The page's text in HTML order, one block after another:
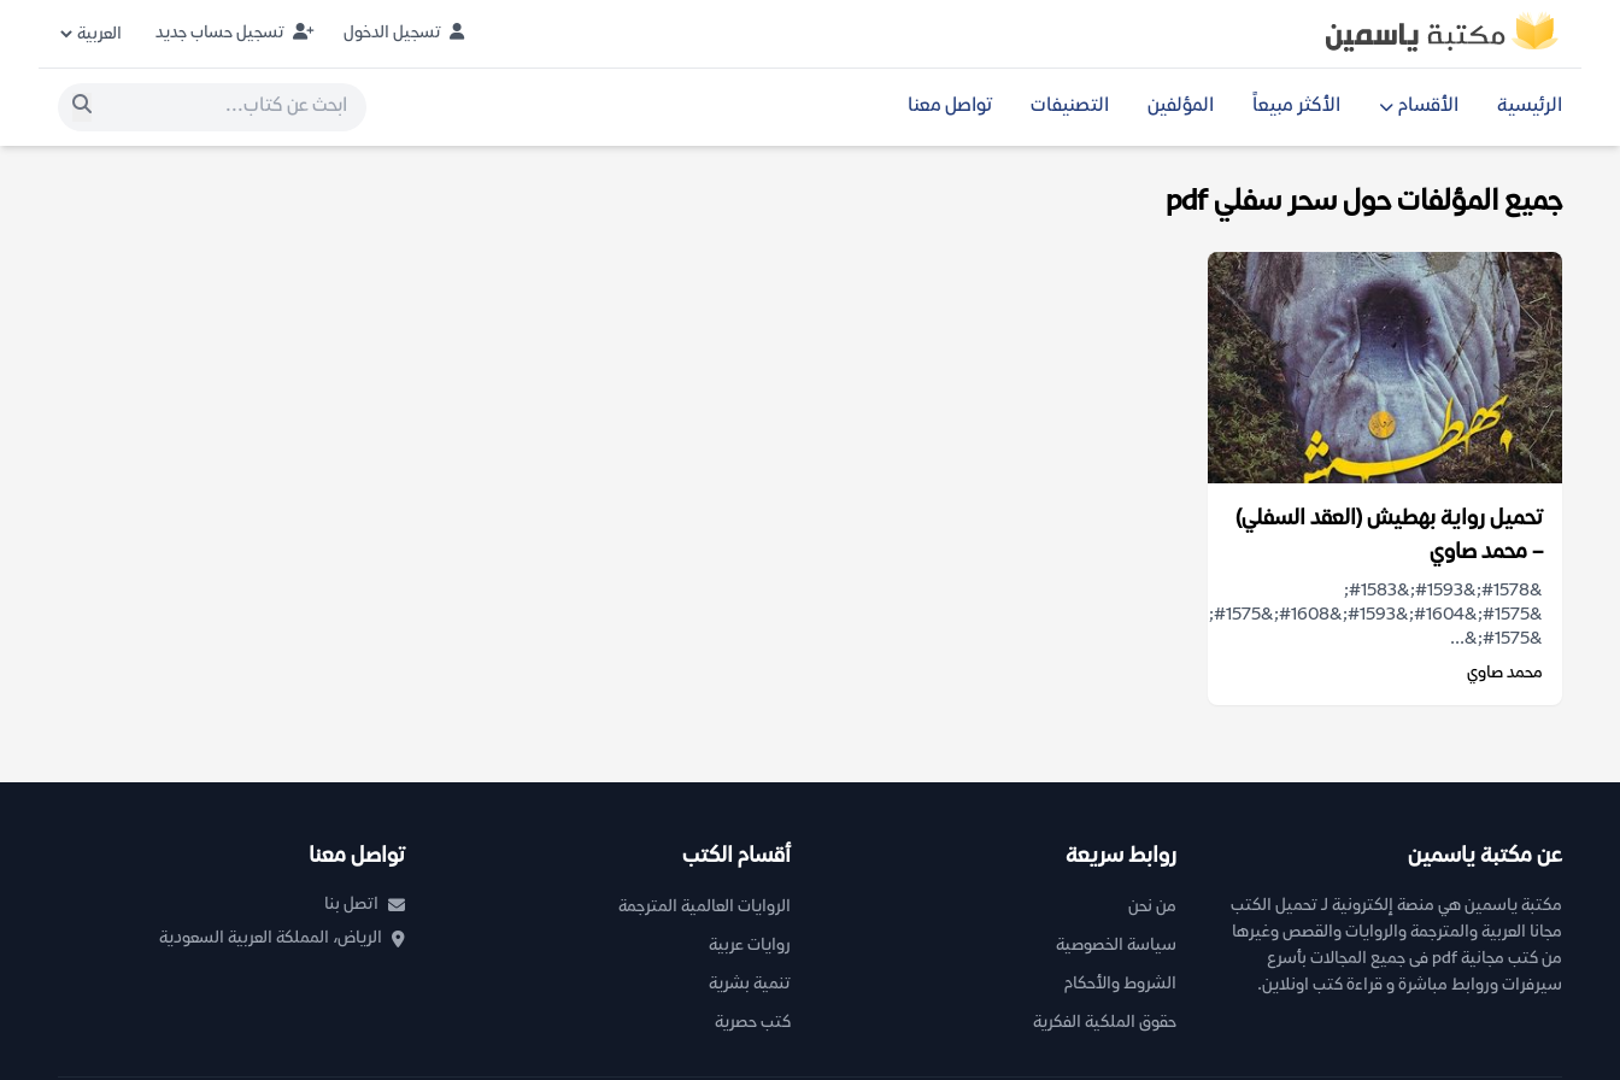
تسجيل الدخول تسجيل حساب جديد
الرئيسية الأقسام الأكثر مبيعاً المؤلفين التصنيفات تواصل معنا
جميع المؤلفات حول سحر سفلي pdf
تحميل رواية بهطيش (العقد السفلي)
– محمد صاوي
&#1578;&#1593;&#1583;
&#1575;&...
محمد صاوي
عن مكتبة ياسمين
مكتبة ياسمين هي منصة إلكترونية لـ تحميل الكتب
مجانا العربية والمترجمة والروايات والقصص وغيرها
من كتب مجانية pdf فى جميع المجالات بأسرع
سيرفرات وروابط مباشرة و قراءة كتب اونلاين.
روابط سريعة
من نحن
سياسة الخصوصية
الشروط والأحكام
حقوق الملكية الفكرية
أقسام الكتب
الروايات العالمية المترجمة
روايات عربية
تنمية بشرية
كتب حصرية
تواصل معنا
اتصل بنا
الرياض، المملكة العربية السعودية